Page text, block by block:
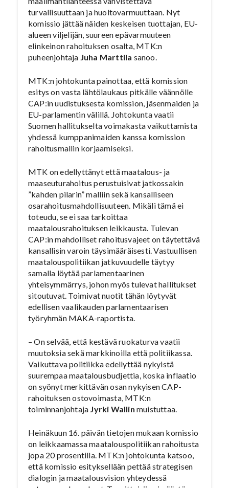
turvallisuuttaan ja huoltovarmuuttaan. Nyt
komissio jättää näiden keskeisen tuottajan, EU-
alueen viljelijän, suureen epävarmuuteen
elinkeinon rahoituksen osalta, MTK:n
puheenjohtaja Juha Marttila sanoo.
MTK:n johtokunta painottaa, että komission
esitys on vasta lähtölaukaus pitkälle väännölle
CAP:in uudistuksesta komission, jäsenmaiden ja
EU-parlamentin välillä. Johtokunta vaatii
Suomen hallitukselta voimakasta vaikuttamista
yhdessä kumppanimaiden kanssa komission
rahoitusmallin korjaamiseksi.
MTK on edellyttänyt että maatalous- ja
maaseuturahoitus perustuisivat jatkossakin
”kahden pilarin” malliin sekä kansalliseen
osarahoitusmahdollisuuteen. Mikäli tämä ei
toteudu, se ei saa tarkoittaa
maatalousrahoituksen leikkausta. Tulevan
CAP:in mahdolliset rahoitusvajeet on täytettävä
kansallisin varoin täysimääräisesti. Vastuullisen
maatalouspolitiikan jatkuvuudelle täytyy
samalla löytää parlamentaarinen
yhteisymmärrys, johon myös tulevat hallitukset
sitoutuvat. Toimivat nuotit tähän löytyvät
edellisen vaalikauden parlamentaarisen
työryhmän MAKA-raportista.
– On selvää, että kestävä ruokaturva vaatii
muutoksia sekä markkinoilla että politiikassa.
Vaikuttava politiikka edellyttää nykyistä
suurempaa maatalousbudjettia, koska inflaatio
on syönyt merkittävän osan nykyisen CAP-
rahoituksen ostovoimasta, MTK:n
toiminnanjohtaja Jyrki Wallin muistuttaa.
Heinäkuun 16. päivän tietojen mukaan komissio
on leikkaamassa maatalouspolitiikan rahoitusta
jopa 20 prosentilla. MTK:n johtokunta katsoo,
että komissio esityksellään pettää strategisen
dialogin ja maatalousvision yhteydessä